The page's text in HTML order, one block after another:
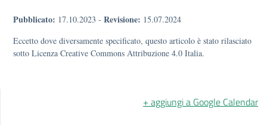
Pubblicato: 17.10.2023 - Revisione: 15.07.2024
Eccetto dove diversamente specificato, questo articolo è stato rilasciato
sotto Licenza Creative Commons Attribuzione 4.0 Italia.
+ aggiungi a Google Calendar